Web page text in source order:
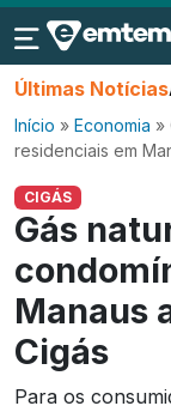
Últimas Notícias
Início » Economia »
residenciais em
CIGÁS
Gás
Manaus
Cigás
Para os